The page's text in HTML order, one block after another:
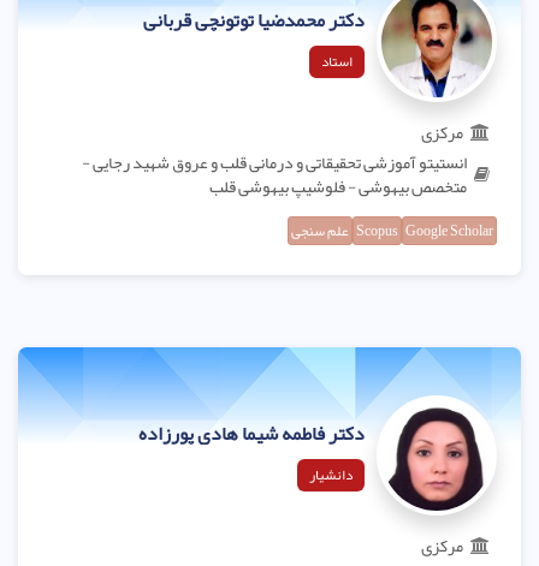
دکتر محمدضیا توتونچی قربانی
استاد
مرکزی
انستیتو آموزشی تحقیقاتی و درمانی قلب و عروق شهید رجایی -
متخصص بیهوشی - فلوشیپ بیهوشی قلب
Google Scholar
Scopus علم سنجی
دکتر فاطمه شیما هادی پورزاده
دانشیار
مرکزی